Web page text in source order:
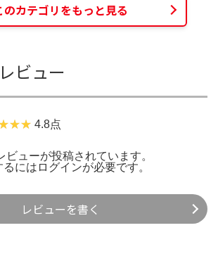
のカテゴリをもっと見る
ビュー
4.8点
ューが投稿されています。
るには ログインが必要です。
レビューを書く